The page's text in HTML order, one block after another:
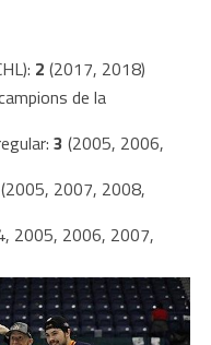
2 (2017, 2018)
de la
3 (2005, 2006,
2007, 2008,
2005, 2006, 2007,